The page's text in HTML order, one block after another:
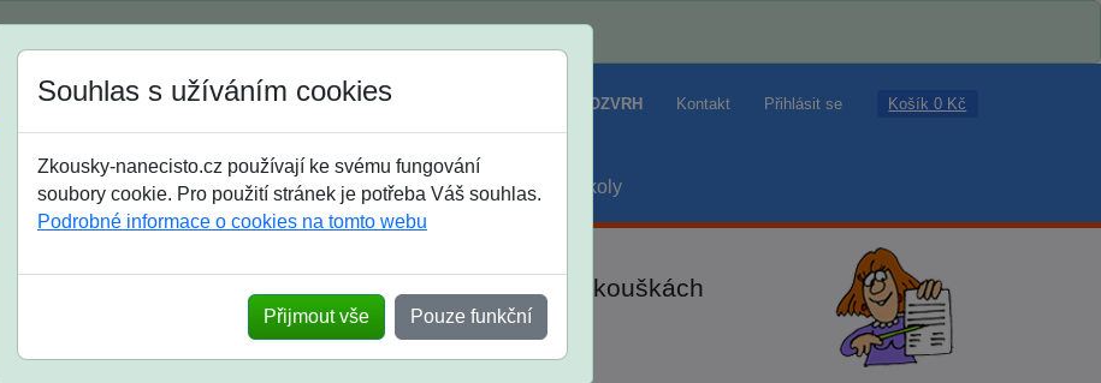
Jak si vybrat ROZVRH Kontakt Přihlásit se Košík 0 Kč
8. třída 9. třída střední maturanti soutěže prázdniny školy
na SŠ? Vaše ohlasy po skutečných přijímacích zkouškách
Souhlas s užíváním cookies
Zkousky-nanecisto.cz používají ke svému fungování
soubory cookie. Pro použití stránek je potřeba Váš souhlas.
Podrobné informace o cookies na tomto webu
Přijmout vše Pouze funkční